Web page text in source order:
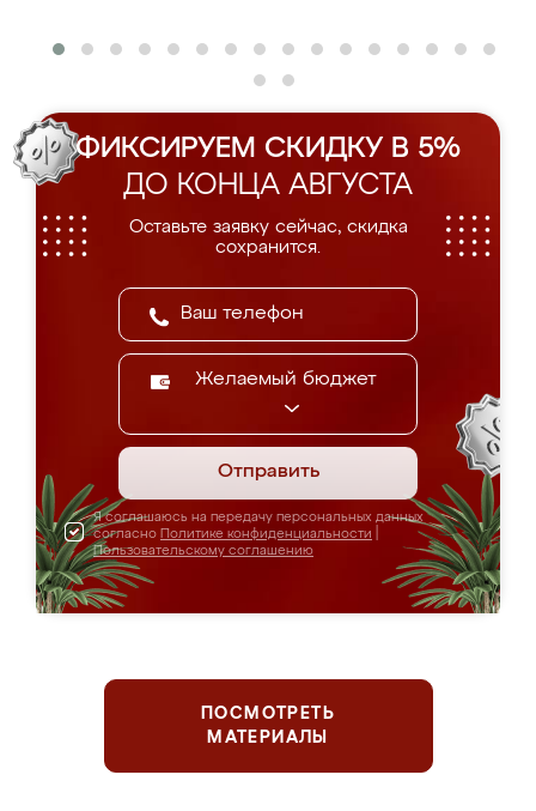
ФИКСИРУЕМ СКИДКУ В 5%
ДО КОНЦА АВГУСТА
Оставьте заявку сейчас, скидка
сохранится.
Желаемый бюджет
Отправить
Я соглашаюсь на передачу персональных данных
согласно Политике конфиденциальности
Пользовательскому соглашению
ПОСМОТРЕТЬ
МАТЕРИАЛЫ